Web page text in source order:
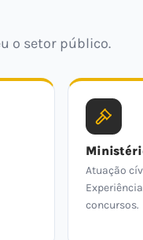
o setor público.
Atuação
concursos.